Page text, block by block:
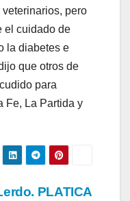
pero
el cuidado de
la diabetes e
que otros de
para
Fe, La Partida y
PLATICA